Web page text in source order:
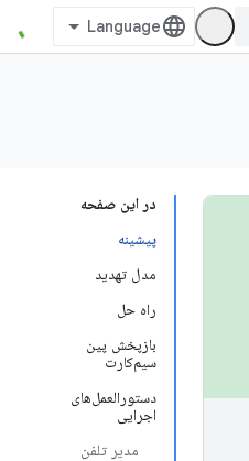
در این صفحه
پیشینه
مدل تهدید
راه حل
بازپخش پین
سیم‌کارت
دستورالعمل‌های
اجرایی
مدیر تلفن